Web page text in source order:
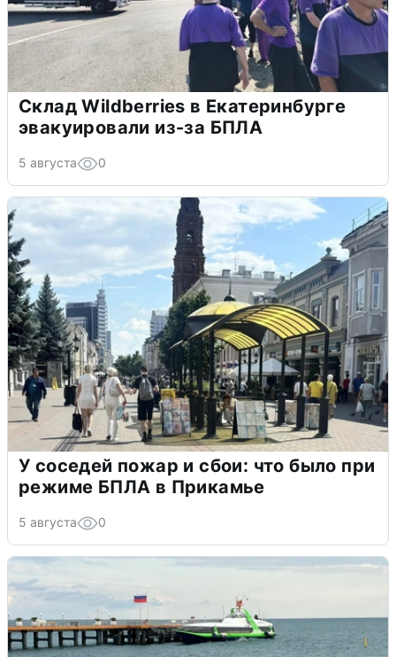
Склад Wildberries в Екатеринбурге
эвакуировали из-за БПЛА
5 августа 0
У соседей пожар и сбои: что было при
режиме БПЛА в Прикамье
5 августа 0